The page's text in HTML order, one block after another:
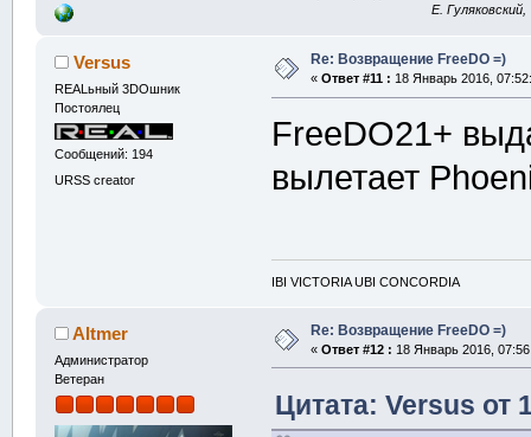
E.
Versus
REALьный 3DOшник
Постоялец
Сообщений: 194
URSS creator
Re: Возвращение FreeDO =)
« Ответ #11 : 18 Январь 2016,
FreeDO21+
вылетает
IBI VICTORIA UBI CONCORDIA
Altmer
Администратор
Ветеран
Re: Возвращение FreeDO =)
« Ответ #12 : 18 Январь 2016,
Цитата: Versus от